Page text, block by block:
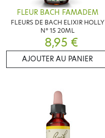
FLEUR BACH FAMADEM
FLEURS DE BACH ELIXIR HOLLY
N° 15 20ML
8,95 €
AJOUTER AU PANIER